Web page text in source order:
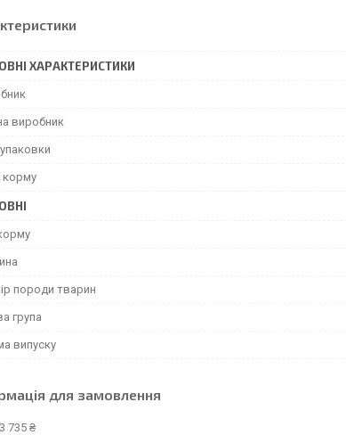
ХАРАКТЕРИСТИКИ
виробник
корму
породи тварин
група
випуску
для замовлення
3 735 ₴